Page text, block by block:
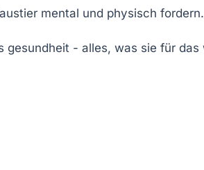
mental und physisch fordern.